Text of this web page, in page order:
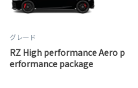
グレード
RZ High performance Aero p
erformance package